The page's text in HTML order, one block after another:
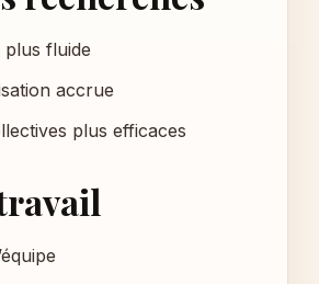
fluide
accrue
plus efficaces